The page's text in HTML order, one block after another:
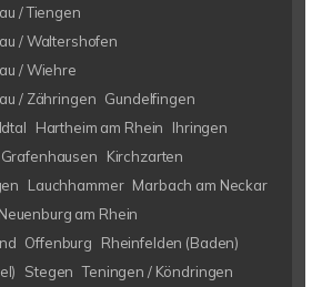
/ Tiengen
/ Waltershofen
/ Wiehre
/ Zähringen Gundelfingen
Hartheim am Rhein
Ihringen
Kirchzarten
Lauchhammer Marbach am Neckar
Neuenburg am Rhein
Offenburg
Rheinfelden (Baden)
Stegen Teningen / Köndringen